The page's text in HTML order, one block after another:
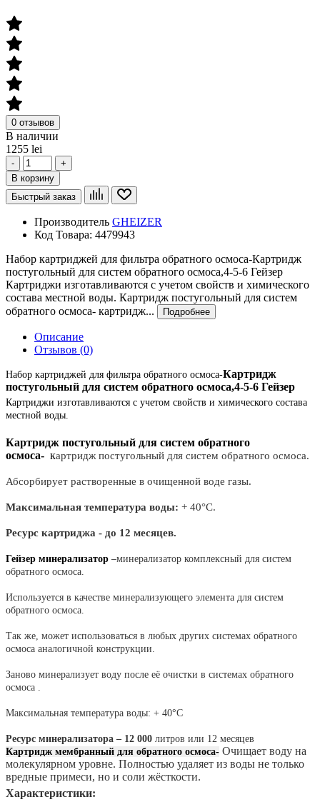
0 отзывов
В наличии
1255 lei
-
+
В корзину
Быстрый заказ
Производитель GHEIZER
Код Товара: 4479943
Набор картриджей для фильтра обратного осмоса-Картридж
постугольный для систем обратного осмоса,4-5-6 Гейзер
Картриджи изготавливаются с учетом свойств и химического
состава местной воды. Картридж постугольный для систем
обратного осмоса- картридж...
Подробнее
Описание
Отзывов (0)
Набор картриджей для фильтра обратного осмоса-Картридж
постугольный для систем обратного осмоса,4-5-6 Гейзер
Картриджи изготавливаются с учетом свойств и химического состава
местной воды.
Картридж постугольный для систем обратного
осмоса- картридж постугольный для систем обратного осмоса.
Абсорбирует растворенные в очищенной воде газы.
Максимальная температура воды: + 40°С.
Ресурс картриджа - до 12 месяцев.
Гейзер минерализатор –минерализатор комплексный для систем
обратного осмоса.
Используется в качестве минерализующего элемента для систем
обратного осмоса.
Так же, может использоваться в любых других системах обратного
осмоса аналогичной конструкции.
Заново минерализует воду после её очистки в системах обратного
осмоса .
Максимальная температура воды: + 40°С
Ресурс минерализатора – 12 000 литров или 12 месяцев
Картридж мембранный для обратного осмоса- Очищает воду на
молекулярном уровне. Полностью удаляет из воды не только
вредные примеси, но и соли жёсткости.
Характеристики: